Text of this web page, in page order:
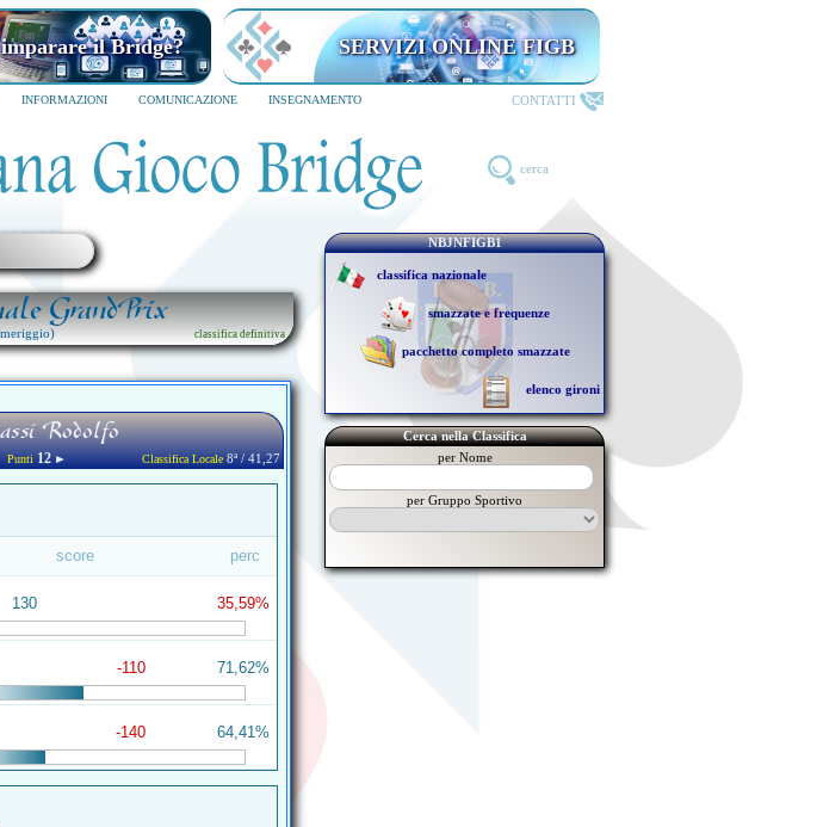
Vuoi imparare il Bridge?
SUBITO
SERVIZI ONLINE FIGB
riservati ai TESSERATI
INFORMAZIONI COMUNICAZIONE INSEGNAMENTO CONTATTI
cerca
GrandPrix
classifica definitiva
Rodolfo
Punti 12► Classifica Locale8ª / 41,27
score perc
130 35,59%
-110 71,62%
-140 64,41%
NBJNFIGB1
classifica nazionale
smazzate e frequenze
pacchetto completo smazzate
elenco gironi
Cerca nella Classifica
per Nome
per Gruppo Sportivo